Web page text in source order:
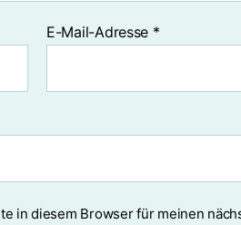
E-Mail-Adresse *
in diesem Browser für meinen